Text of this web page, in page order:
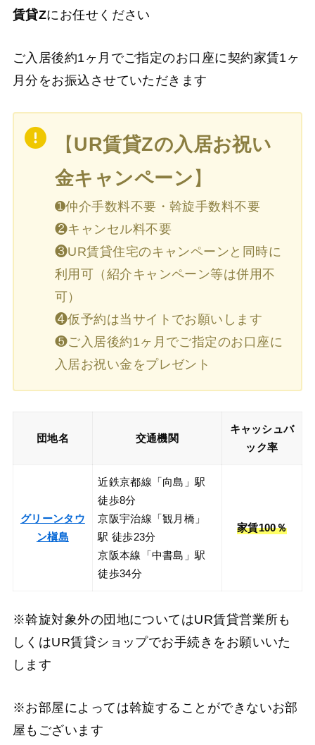
賃貸Zにお任せください
ご入居後約1ヶ月でご指定のお口座に契約家賃1ヶ
月分をお振込させていただきます
【UR賃貸Zの入居お祝い
金キャンペーン】
➊仲介手数料不要・斡旋手数料不要
❷キャンセル料不要
❸UR賃貸住宅のキャンペーンと同時に
利用可（紹介キャンペーン等は併用不
可）
❹仮予約は当サイトでお願いします
❺ご入居後約1ヶ月でご指定のお口座に
入居お祝い金をプレゼント
団地名 交通機関
キャッシュバ
ック率
グリーンタウ
ン槇島
近鉄京都線「向島」駅
徒歩8分
京阪宇治線「観月橋」
駅 徒歩23分
京阪本線「中書島」駅
徒歩34分
家賃100％
※斡旋対象外の団地についてはUR賃貸営業所も
しくはUR賃貸ショップでお手続きをお願いいた
します
※お部屋によっては斡旋することができないお部
屋もございます